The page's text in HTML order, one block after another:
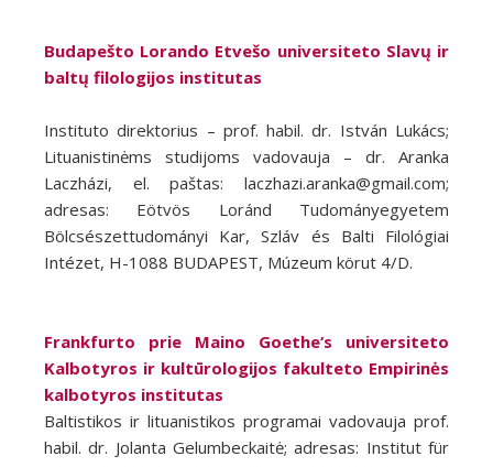
Budapešto Lorando Etvešo universiteto Slavų ir
baltų filologijos institutas
Instituto direktorius – prof. habil. dr. István Lukács;
Lituanistinėms studijoms vadovauja – dr. Aranka
Laczházi, el. paštas: laczhazi.aranka@gmail.com;
adresas: Eötvös Loránd Tudományegyetem
Bölcsészettudományi Kar, Szláv és Balti Filológiai
Intézet, H-1088 BUDAPEST, Múzeum körut 4/D.
Frankfurto prie Maino Goethe‘s universiteto
Kalbotyros ir kultūrologijos fakulteto Empirinės
kalbotyros institutas
Baltistikos ir lituanistikos programai vadovauja prof.
habil. dr. Jolanta Gelumbeckaitė; adresas: Institut für